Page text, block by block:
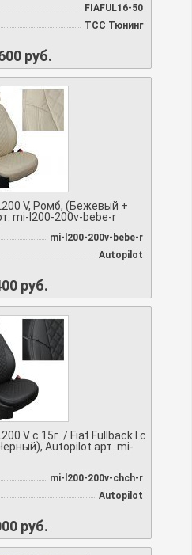
FIAFUL16-50
TCC Тюнинг
руб.
V, Ромб, (Бежевый +
mi-l200-200v-bebe-r
mi-l200-200v-bebe-r
Autopilot
руб.
V с 15г. / Fiat Fullback I c
Autopilot арт. mi-
mi-l200-200v-chch-r
Autopilot
руб.